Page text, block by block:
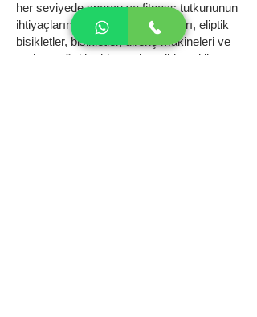
her seviyede sporcu ve fitness tutkununun
ihtiyaçlarını karşılar. Koşu bantları, eliptik
bisikletler, bisikletler, direnç makineleri ve
serbest ağırlık ekipmanları gibi çeşitli